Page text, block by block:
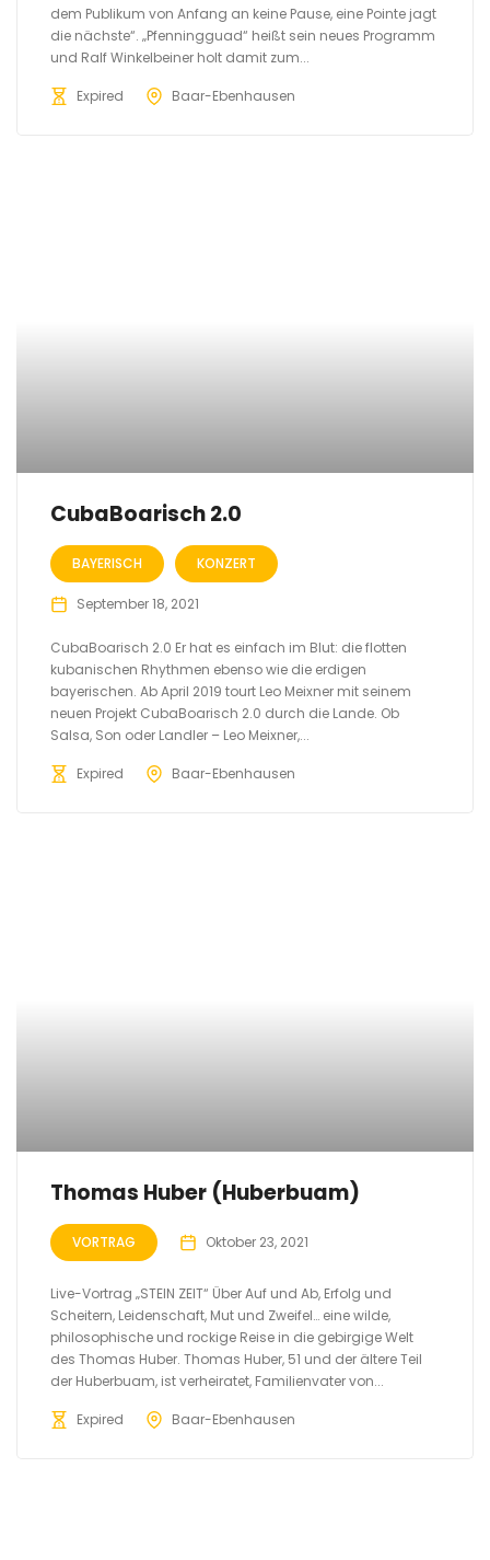
dem Publikum von Anfang an keine Pause, eine Pointe jagt
die nächste“. „Pfenningguad“ heißt sein neues Programm
und Ralf Winkelbeiner holt damit zum...
Expired Baar-Ebenhausen
CubaBoarisch 2.0
BAYERISCH KONZERT
September 18, 2021
CubaBoarisch 2.0 Er hat es einfach im Blut: die flotten
kubanischen Rhythmen ebenso wie die erdigen
bayerischen. Ab April 2019 tourt Leo Meixner mit seinem
neuen Projekt CubaBoarisch 2.0 durch die Lande. Ob
Salsa, Son oder Landler – Leo Meixner,...
Expired Baar-Ebenhausen
Thomas Huber (Huberbuam)
VORTRAG Oktober 23, 2021
Live-Vortrag „STEIN ZEIT“ Über Auf und Ab, Erfolg und
Scheitern, Leidenschaft, Mut und Zweifel… eine wilde,
philosophische und rockige Reise in die gebirgige Welt
des Thomas Huber. Thomas Huber, 51 und der ältere Teil
der Huberbuam, ist verheiratet, Familienvater von...
Expired Baar-Ebenhausen